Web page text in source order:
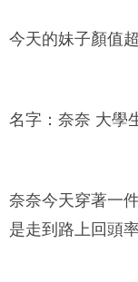
今天的妹子顏值
名字：奈奈 大學
奈奈今天穿著一
是走到路上回頭